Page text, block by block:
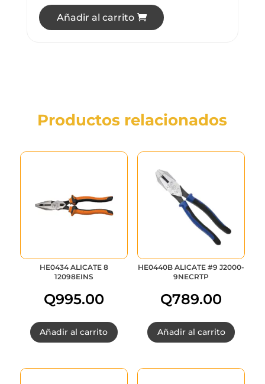
Añadir al carrito
Productos relacionados
HE0434 ALICATE 8
12098EINS
Q995.00
Añadir al carrito
HE0440B ALICATE #9 J2000-
9NECRTP
Q789.00
Añadir al carrito